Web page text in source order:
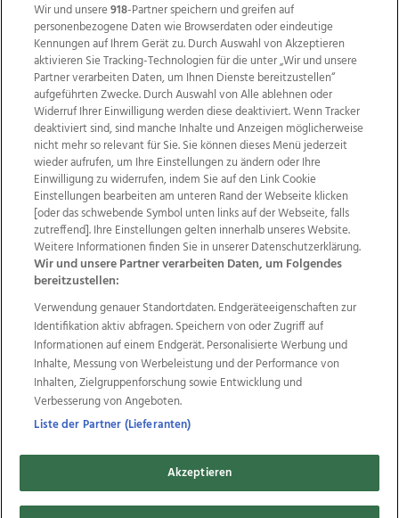
Wir über uns Mediadaten Kontakt
Jobs
Datenschutz
Impressum
AGB Anzeigekunden
AGB Website
Ehrenkodex Politische Werbung
Weitere Angebote des Medienhauses Wimmer
TV1 di-mog-i.at OÖNow
Ischler Woche
Life Radio
OÖNachrichten
OÖN Immobilien
OÖN Karriere
OÖN Reise
Promenaden Galerien
Regionaljobs
wasistlos.at
Copyrights © 2026 Tips Zeitungs GmbH & Co KG
Wir und unsere918-Partner speichern und greifen auf
personenbezogene Daten wie Browserdaten oder eindeutige
Kennungen auf Ihrem Gerät zu. Durch Auswahl von Akzeptieren
aktivieren Sie Tracking-Technologien für die unter „Wir und unsere
Partner verarbeiten Daten, um Ihnen Dienste bereitzustellen“
aufgeführten Zwecke. Durch Auswahl von Alle ablehnen oder
Widerruf Ihrer Einwilligung werden diese deaktiviert. Wenn Tracker
deaktiviert sind, sind manche Inhalte und Anzeigen möglicherweise
nicht mehr so relevant für Sie. Sie können dieses Menü jederzeit
wieder aufrufen, um Ihre Einstellungen zu ändern oder Ihre
Einwilligung zu widerrufen, indem Sie auf den Link Cookie
Einstellungen bearbeiten am unteren Rand der Webseite klicken
[oder das schwebende Symbol unten links auf der Webseite, falls
zutreffend]. Ihre Einstellungen gelten innerhalb unseres Website.
Weitere Informationen finden Sie in unserer Datenschutzerklärung.
Wir und unsere Partner verarbeiten Daten, um Folgendes
bereitzustellen:
Verwendung genauer Standortdaten. Endgeräteeigenschaften zur
Identifikation aktiv abfragen. Speichern von oder Zugriff auf
Informationen auf einem Endgerät. Personalisierte Werbung und
Inhalte, Messung von Werbeleistung und der Performance von
Inhalten, Zielgruppenforschung sowie Entwicklung und
Verbesserung von Angeboten.
Liste der Partner (Lieferanten)
Akzeptieren